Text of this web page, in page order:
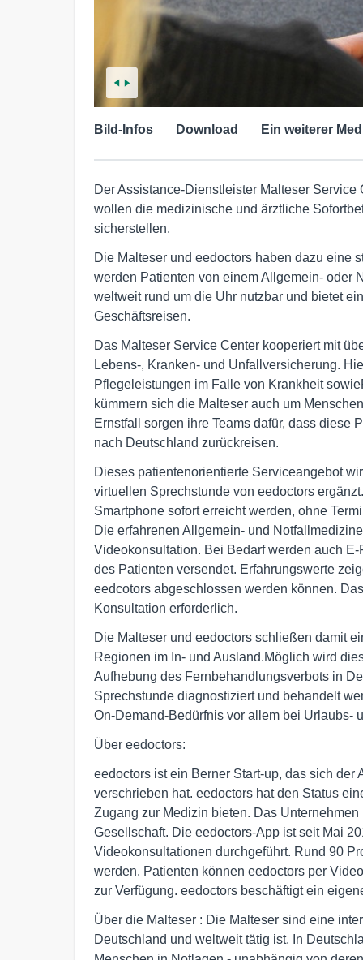
Bild-Infos Download Ein weiterer
Der Assistance-Dienstleister Malteser
wollen die medizinische und ärztliche
sicherstellen.
Die Malteser und eedoctors haben dazu eine
werden Patienten von einem Allgemein- oder
weltweit rund um die Uhr nutzbar und bietet
Geschäftsreisen.
Das Malteser Service Center kooperiert mit
Lebens-, Kranken- und Unfallversicherung.
Pflegeleistungen im Falle von Krankheit
kümmern sich die Malteser auch um
Ernstfall sorgen ihre Teams dafür, dass diese
nach Deutschland zurückreisen.
Dieses patientenorientierte Serviceangebot
virtuellen Sprechstunde von eedoctors
Smartphone sofort erreicht werden, ohne
Die erfahrenen Allgemein- und
Videokonsultation. Bei Bedarf werden auch
des Patienten versendet. Erfahrungswerte
eedcotors abgeschlossen werden können.
Konsultation erforderlich.
Die Malteser und eedoctors schließen damit
Regionen im In- und Ausland.Möglich wird
Aufhebung des Fernbehandlungsverbots in
Sprechstunde diagnostiziert und behandelt
On-Demand-Bedürfnis vor allem bei Urlaubs-
Über eedoctors:
eedoctors ist ein Berner Start-up, das sich
verschrieben hat. eedoctors hat den Status
Zugang zur Medizin bieten. Das
Gesellschaft. Die eedoctors-App ist seit Mai
Videokonsultationen durchgeführt. Rund 90
werden. Patienten können eedoctors per
zur Verfügung. eedoctors beschäftigt ein
Über die Malteser : Die Malteser sind eine
Deutschland und weltweit tätig ist. In